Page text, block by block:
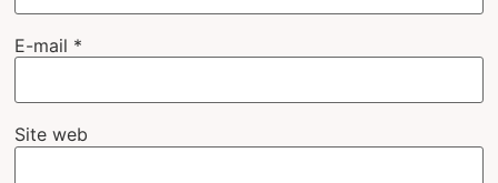
E-mail *
Site web